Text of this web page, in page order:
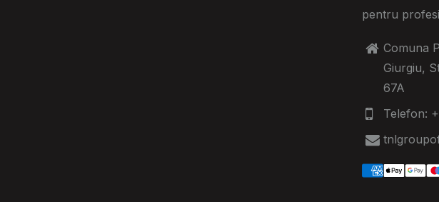
pentru
Comuna
Giurgiu,
67A
Telefon: